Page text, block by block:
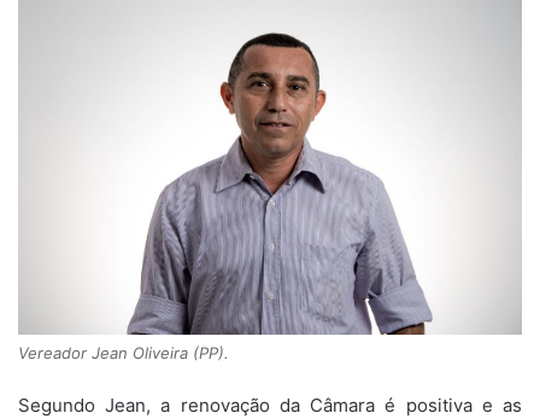
Vereador Jean Oliveira (PP).
Segundo Jean, a renovação da Câmara é positiva e as